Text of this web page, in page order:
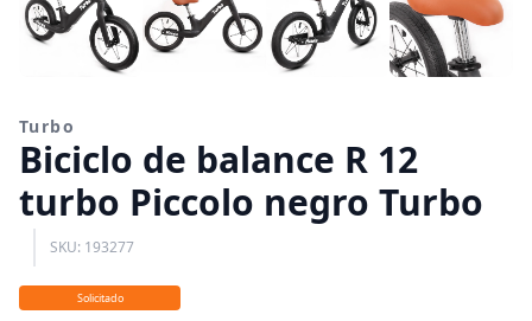
Turbo
Biciclo de balance R 12
turbo Piccolo negro Turbo
SKU: 193277
Solicitado